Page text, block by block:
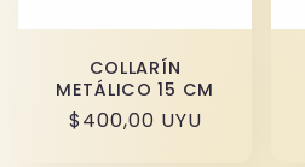
COLLARÍN
METÁLICO 15 CM
Precio
$400,00 UYU